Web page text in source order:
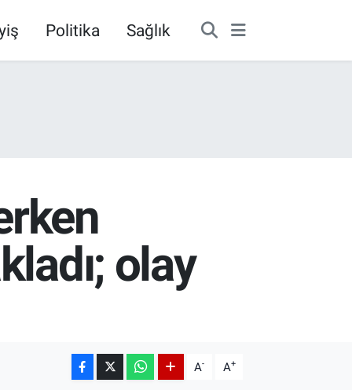
Politika Sağlık
olay
A- A+